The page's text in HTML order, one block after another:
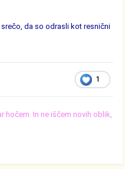
da so odrasli kot resnični
1
hočem. In ne iščem novih oblik,